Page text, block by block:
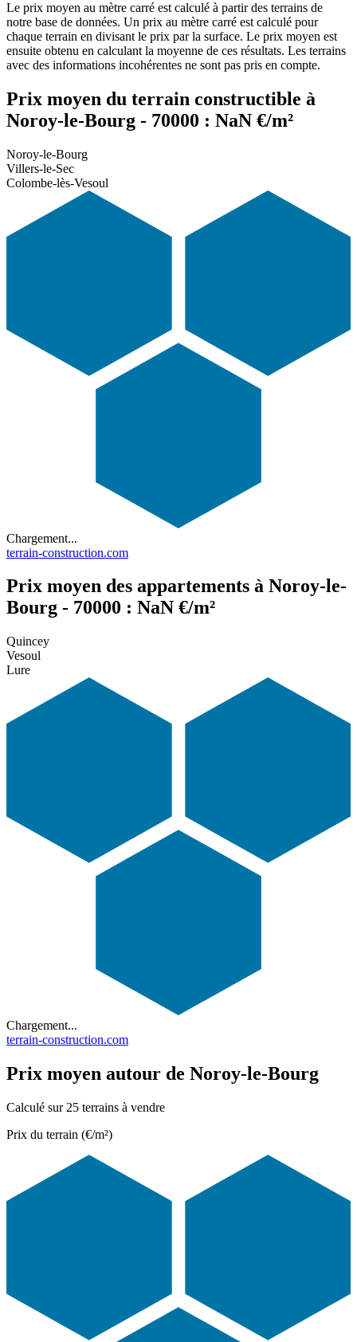
Le prix moyen au mètre carré est calculé à partir des terrains de
notre base de données. Un prix au mètre carré est calculé pour
chaque terrain en divisant le prix par la surface. Le prix moyen est
ensuite obtenu en calculant la moyenne de ces résultats. Les terrains
avec des informations incohérentes ne sont pas pris en compte.
Prix moyen du terrain constructible à
Noroy-le-Bourg - 70000 : NaN €/m²
Noroy-le-Bourg
Villers-le-Sec
Colombe-lès-Vesoul
Chargement...
terrain-construction.com
Prix moyen des appartements à Noroy-le-
Bourg - 70000 : NaN €/m²
Quincey
Vesoul
Lure
Chargement...
terrain-construction.com
Prix moyen autour de Noroy-le-Bourg
Calculé sur 25 terrains à vendre
Prix du terrain (€/m²)